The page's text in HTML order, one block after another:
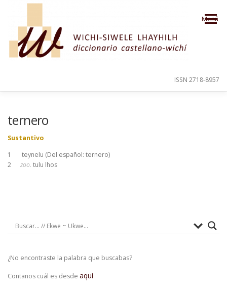
Saltar al contenido
Menú
ISSN 2718-8957
ternero
Sustantivo
1 teynelu (Del español: ternero)
2 zoo. tulu lhos
¿No encontraste la palabra que buscabas?
Contanos cuál es desde aquí